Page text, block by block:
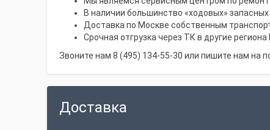
В наличии большинство «ходовых»
Доставка по Москве собственным
Срочная отгрузка через ТК в другие
Звоните нам 8 (495) 134-55-30 или пишите нам на
Доставка